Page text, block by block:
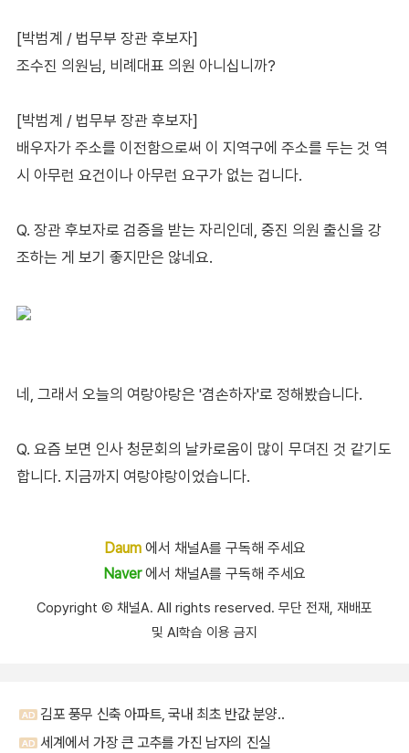
[박범계 / 법무부 장관 후보자]
조수진 의원님, 비례대표 의원 아니십니까?
[박범계 / 법무부 장관 후보자]
배우자가 주소를 이전함으로써 이 지역구에 주소를 두는 것 역
시 아무런 요건이나 아무런 요구가 없는 겁니다.
Q. 장관 후보자로 검증을 받는 자리인데, 중진 의원 출신을 강
조하는 게 보기 좋지만은 않네요.
네, 그래서 오늘의 여랑야랑은 '겸손하자'로 정해봤습니다.
Q. 요즘 보면 인사 청문회의 날카로움이 많이 무뎌진 것 같기도
합니다. 지금까지 여랑야랑이었습니다.
Daum에서 채널A를 구독해 주세요
Naver에서 채널A를 구독해 주세요
Copyright Ⓒ 채널A. All rights reserved. 무단 전재, 재배포
및 AI학습 이용 금지